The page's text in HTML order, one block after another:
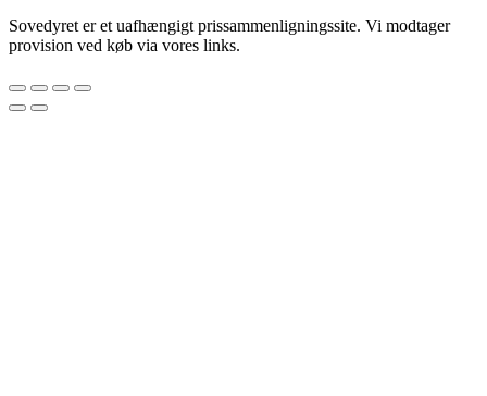
Sovedyret er et uafhængigt prissammenligningssite. Vi modtager
provision ved køb via vores links.